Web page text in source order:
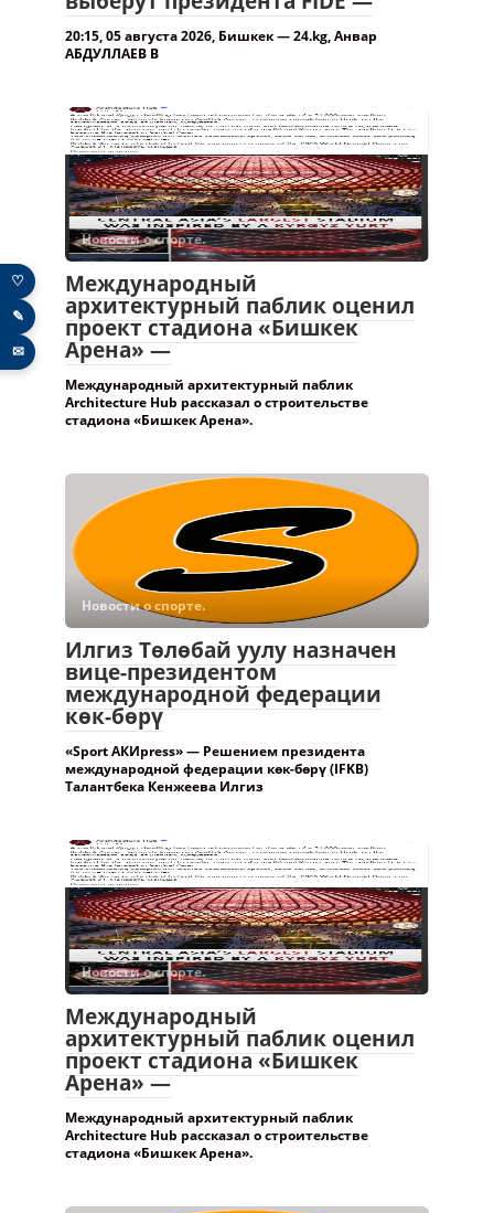
Международный
архитектурный паблик оценил
проект стадиона «Бишкек
Арена» —
Международный архитектурный паблик
Architecture Hub рассказал о строительстве
стадиона «Бишкек Арена».
Илгиз Төлөбай уулу назначен
вице-президентом
международной федерации
көк-бөрү
«Sport АКИpress» — Решением президента
международной федерации көк-бөрү (IFKB)
Талантбека Кенжеева Илгиз
Международный
архитектурный паблик оценил
проект стадиона «Бишкек
Арена» —
Международный архитектурный паблик
Architecture Hub рассказал о строительстве
стадиона «Бишкек Арена».
♡
✎
✉